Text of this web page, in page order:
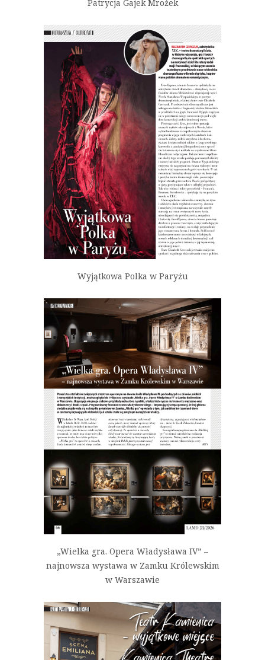
Patrycja Gajek Mrożek
Wyjątkowa Polka w Paryżu
„Wielka gra. Opera Władysława IV” –
najnowsza wystawa w Zamku Królewskim
w Warszawie